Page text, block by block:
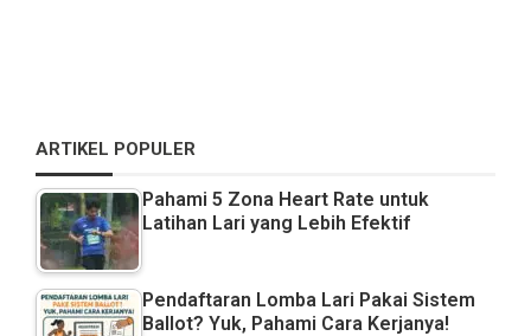
ARTIKEL POPULER
Pahami 5 Zona Heart Rate untuk
Latihan Lari yang Lebih Efektif
Pendaftaran Lomba Lari Pakai Sistem
Ballot? Yuk, Pahami Cara Kerjanya!